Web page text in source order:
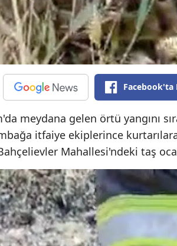
Facebook'ta
meydana gelen örtü yangını
itfaiye ekiplerince
Mahallesi'ndeki taş